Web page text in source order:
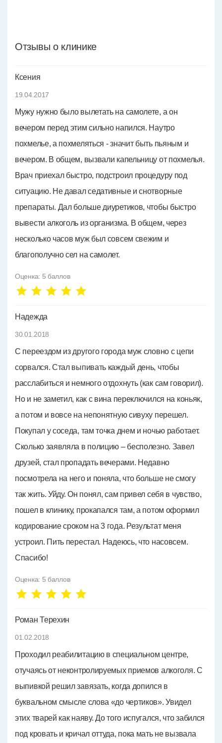
Отзывы о клинике
Ксения
19.04.2017
Мужу нужно было вылетать на самолете, а он
вечером перед этим сильно напился. Наутро
похмелье, а похмеляться - значит быть пьяным и
вечером. В общем, вызвали капельницу от похмелья.
Врач приехал быстро, подстроил процедуру под
ситуацию. Не давал седативные и снотворные
препараты. Дал больше диуретиков, чтобы быстро
вывести алкоголь из организма. В общем, через
несколько часов муж был совсем свежим и
благополучно сел на самолет.
Оценка: 5 баллов
Надежда
30.01.2018
С переездом из другого города муж словно с цепи
сорвался. Стал выпивать каждый день, чтобы
расслабиться и немного отдохнуть (как сам говорил).
Но и не заметил, как с вина переключился на коньяк,
а потом и вовсе на непонятную сивуху перешел.
Покупал у соседа, там точка днем и ночью работает.
Сколько заявляла в полицию – бесполезно. Завел
друзей, стал пропадать вечерами. Недавно
посмотрела на него и поняла, что больше не смогу
так жить. Уйду. Он понял, сам привел себя в чувство,
пошел в клинику, прокапался там, а потом оформил
кодирование сроком на 3 года. Результат меня
устроил. Пить перестал. Надеюсь, что насовсем.
Спасибо!
Оценка: 5 баллов
Роман Терехин
01.02.2018
Проходил реабилитацию в специальном центре,
отучаясь от неконтролируемых приемов алкоголя. С
выпивкой решил завязать, когда допился в
буквальном смысле слова «до чертиков». Увидел
этих тварей как наяву. До того испугался, что забился
под кровать и кричал оттуда, пока мать не вызвала